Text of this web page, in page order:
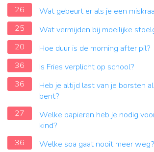
26
Wat gebeurt er als je een
25
Wat vermijden bij moeilijke
20
Hoe duur is de morning after pil?
36
Is Fries verplicht op school?
36
Heb je altijd last van je borsten
bent?
27
Welke papieren heb je nodig
kind?
36
Welke soa gaat nooit meer weg?